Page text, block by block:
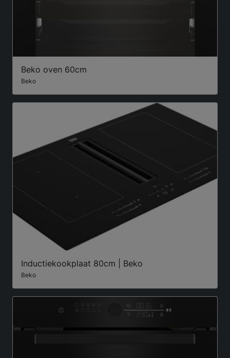
Beko oven 60cm
Beko
Inductiekookplaat 80cm | Beko
Beko